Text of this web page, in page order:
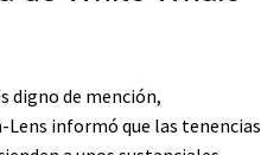
digno de mención,
Lens informó que las tenencias